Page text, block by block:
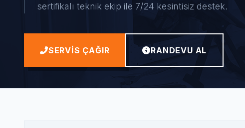
sertifikalı teknik ekip ile 7/24 kesintisiz destek.
SERVIS ÇAĞIR RANDEVU AL